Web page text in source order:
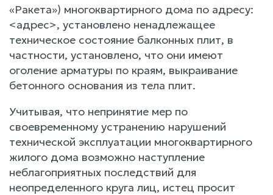
«Ракета») многоквартирного дома по адресу:
<адрес>, установлено ненадлежащее
техническое состояние балконных плит, в
частности, установлено, что они имеют
оголение арматуры по краям, выкраивание
бетонного основания из тела плит.
Учитывая, что непринятие мер по
своевременному устранению нарушений
технической эксплуатации многоквартирного
жилого дома возможно наступление
неблагоприятных последствий для
неопределенного круга лиц, истец просит